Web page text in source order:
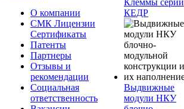
О компании
СМК Лицензии
Сертификаты
Патенты
Партнеры
Отзывы и
рекомендации
Социальная
ответственность
Клеммы серии
КЕДР
Выдвижные
модули НКУ